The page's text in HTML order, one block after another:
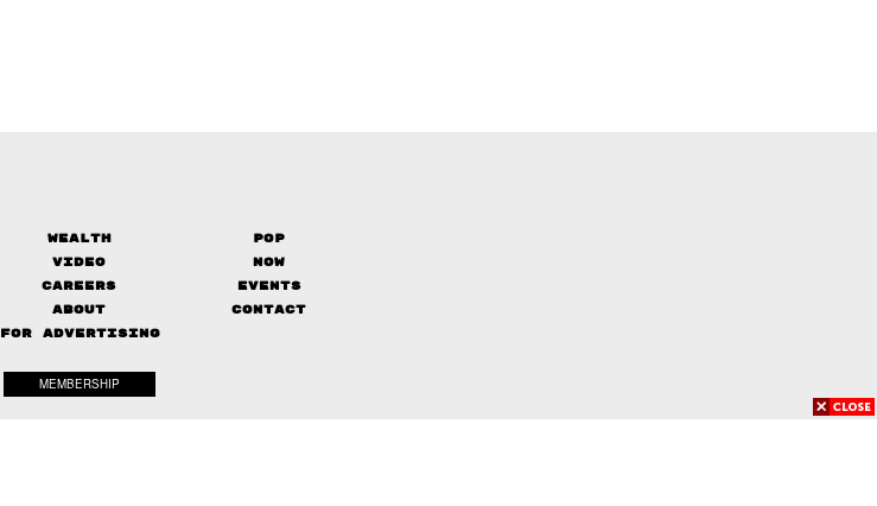
Wealth
Pop
Video
Now
Careers
Events
About
Contact
FOR ADVERTISING
MEMBERSHIP